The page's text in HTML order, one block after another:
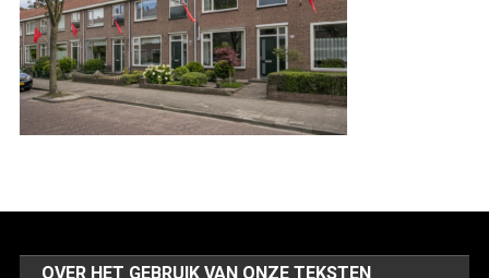
OVER HET GEBRUIK VAN ONZE TEKSTEN